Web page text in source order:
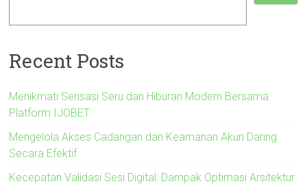
Recent Posts
Menikmati Sensasi Seru dan Hiburan Modern Bersama
Platform IJOBET
Mengelola Akses Cadangan dan Keamanan Akun Daring
Secara Efektif
Kecepatan Validasi Sesi Digital: Dampak Optimasi Arsitektur